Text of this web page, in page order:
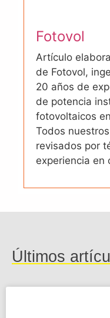
Fotovol
Artículo
de Fotovol,
20 años de
de potencia
fotovoltaicos
Todos
revisados por
experiencia en
Últimos